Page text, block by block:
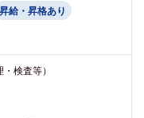
昇給・昇格あり
検査等）